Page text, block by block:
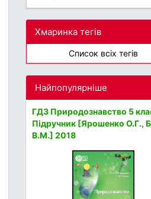
Хмаринка тегів
Список всіх тегів
Найпопулярніше
ГДЗ Природознавство 5
Підручник [Ярошенко О.Г.,
В.М.] 2018